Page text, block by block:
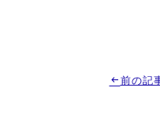
前の記